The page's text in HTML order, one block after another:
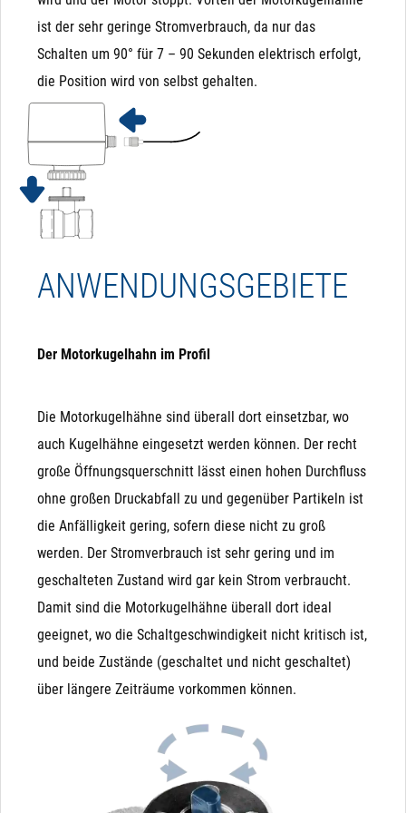
AUSSCHLUSSKRITERIEN FÜR
MAGNETVENTILE
Wenn eines dieser Kriterien bei Ihnen kritisch ist, sollten
sie keine Magnetventile verwenden und lieber auf
elektrische Kugelhähne ausweichen:
Partikel im Medium: Schmutz, Sand, Äste, ... können
schließt. Daher bitte immer einen Filter davor
3-Wege-Umschalt-Ventile: Wenn Sie eine Umschaltung
(3-Wege-Ventil) benötigen, sollten Sie 3-Wege-
Kugelhähne verwenden. Alternativ können Sie 2
Magnetventile mit einem T-Stück so verbauen, dass Sie
ein 3-Wege-Ventil simulieren
Lange Einschaltdauern: Der Kopf des Magnetventils
benötigt während der kompletten Betätigung Strom. Da
die Leistung zum Öffnen aber nur kurz benötigt wird,
wird diese anschließend in Form von Wärme frei. Das
Resultat: Der Kopf wird sehr warm (bis zu 70°C) und
Ventil benötigen, dass nur selten schaltet und dann
lange in der Stellung bleibt, sollten Sie den Kugelhahn
ist der sehr geringe Stromverbrauch, da nur das
Schalten um 90° für 7 – 90 Sekunden elektrisch erfolgt,
die Position wird von selbst gehalten.
ANWENDUNGSGEBIETE
Der Motorkugelhahn im Profil
Die Motorkugelhähne sind überall dort einsetzbar, wo
auch Kugelhähne eingesetzt werden können. Der recht
große Öffnungsquerschnitt lässt einen hohen Durchfluss
ohne großen Druckabfall zu und gegenüber Partikeln ist
die Anfälligkeit gering, sofern diese nicht zu groß
werden. Der Stromverbrauch ist sehr gering und im
geschalteten Zustand wird gar kein Strom verbraucht.
Damit sind die Motorkugelhähne überall dort ideal
geeignet, wo die Schaltgeschwindigkeit nicht kritisch ist,
und beide Zustände (geschaltet und nicht geschaltet)
über längere Zeiträume vorkommen können.